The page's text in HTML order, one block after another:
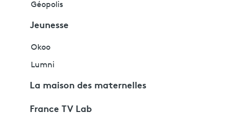
Géopolis
Jeunesse
Okoo
Lumni
La maison des maternelles
France TV Lab